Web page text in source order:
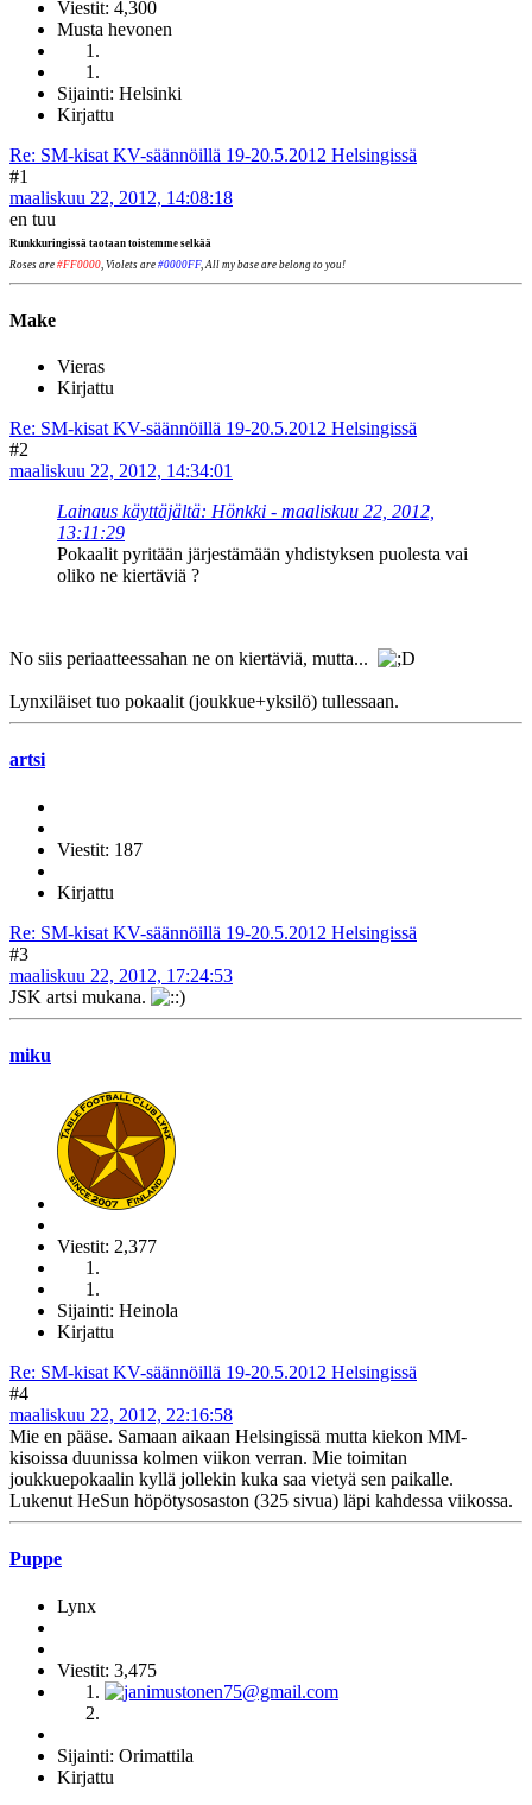
Viestit: 4,300
Musta hevonen
Sijainti: Helsinki
Kirjattu
Re: SM-kisat KV-säännöillä 19-20.5.2012 Helsingissä
#1
maaliskuu 22, 2012, 14:08:18
en tuu
Runkkuringissä taotaan toistemme selkää
Roses are #FF0000 , Violets are #0000FF, All my base are belong to you!
Make
Vieras
Kirjattu
Re: SM-kisat KV-säännöillä 19-20.5.2012 Helsingissä
#2
maaliskuu 22, 2012, 14:34:01
Lainaus käyttäjältä: Hönkki - maaliskuu 22, 2012,
13:11:29
Pokaalit pyritään järjestämään yhdistyksen puolesta vai
oliko ne kiertäviä ?
No siis periaatteessahan ne on kiertäviä, mutta...
Lynxiläiset tuo pokaalit (joukkue+yksilö) tullessaan.
artsi
Viestit: 187
Kirjattu
Re: SM-kisat KV-säännöillä 19-20.5.2012 Helsingissä
#3
maaliskuu 22, 2012, 17:24:53
JSK artsi mukana.
miku
Viestit: 2,377
Sijainti: Heinola
Kirjattu
Re: SM-kisat KV-säännöillä 19-20.5.2012 Helsingissä
#4
maaliskuu 22, 2012, 22:16:58
Mie en pääse. Samaan aikaan Helsingissä mutta kiekon MM-
kisoissa duunissa kolmen viikon verran. Mie toimitan
joukkuepokaalin kyllä jollekin kuka saa vietyä sen paikalle.
Lukenut HeSun höpötysosaston (325 sivua) läpi kahdessa viikossa.
Puppe
Lynx
Viestit: 3,475
Sijainti: Orimattila
Kirjattu